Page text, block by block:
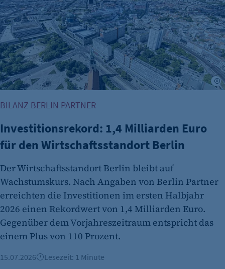
Zweck:
Dieser Cookie speichert die ausgewählten
Einverständnis-Optionen des Benutzers
Cookie Laufzeit:
1 Jahr
etracker Analytics
Name:
et_oi_v2
Anbieter:
etracker GmbH
Cookie Erkennung
BILANZ BERLIN PARTNER
Investitionsrekord: 1,4 Milliarden Euro
für den Wirtschaftsstandort Berlin
Der Wirtschaftsstandort Berlin bleibt auf
Wachstumskurs. Nach Angaben von Berlin Partner
erreichten die Investitionen im ersten Halbjahr
2026 einen Rekordwert von 1,4 Milliarden Euro.
Gegenüber dem Vorjahreszeitraum entspricht das
einem Plus von 110 Prozent.
15.07.2026 Lesezeit: 1 Minute